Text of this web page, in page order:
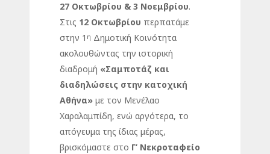
27 Οκτωβρίου & 3 Νοεμβρίου.
Στις 12 Οκτωβρίου περπατάμε
στην 1 η Δημοτική Κοινότητα
ακολουθώντας την ιστορική
διαδρομή «Σαμποτάζ και
διαδηλώσεις στην κατοχική
Αθήνα» με τον Μενέλαο
Χαραλαμπίδη, ενώ αργότερα, το
απόγευμα της ίδιας μέρας,
βρισκόμαστε στο Γ’ Νεκροταφείο